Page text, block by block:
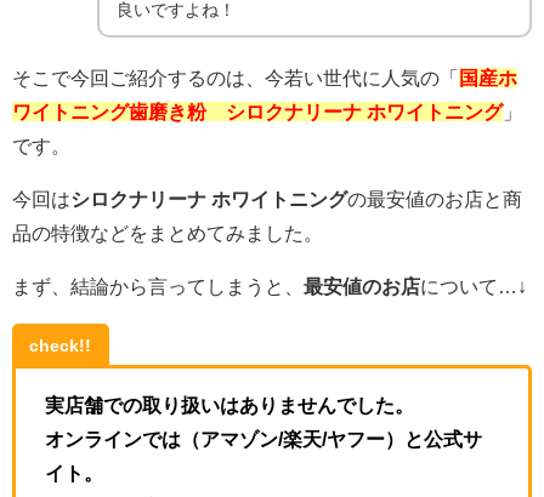
良いですよね！
そこで今回ご紹介するのは、今若い世代に人気の「 国産ホ
ワイトニング歯磨き粉 シロクナリーナ ホワイトニング」
です。
今回はシロクナリーナ ホワイトニングの最安値のお店と商
品の特徴などをまとめてみました。
まず、結論から言ってしまうと、 最安値のお店について …↓
check!!
実店舗での取り扱いはありませんでした。
オンラインでは（アマゾン/楽天/ヤフー）と公式サ
イト。